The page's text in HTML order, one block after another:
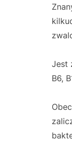
Jest
B6,